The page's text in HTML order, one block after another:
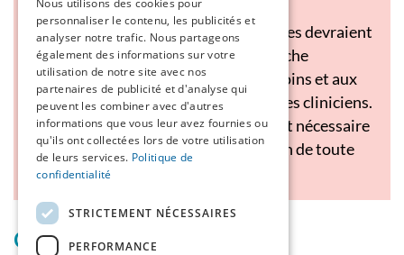
devraient être développées.
• Ces interventions auprès des familles devraient
être mises en œuvre selon une approche
systémique afin de répondre aux besoins et aux
préférences des familles mais aussi des cliniciens.
• Une méthodologie rigoureuse serait nécessaire
pour le développement et l’évaluation de toute
nouvelle intervention de soins.
Contact
Nous utilisons des cookies pour
personnaliser le contenu, les publicités et
analyser notre trafic. Nous partageons
également des informations sur votre
utilisation de notre site avec nos
partenaires de publicité et d'analyse qui
peuvent les combiner avec d'autres
informations que vous leur avez fournies ou
qu'ils ont collectées lors de votre utilisation
de leurs services. Politique de
confidentialité
STRICTEMENT NÉCESSAIRES
PERFORMANCE